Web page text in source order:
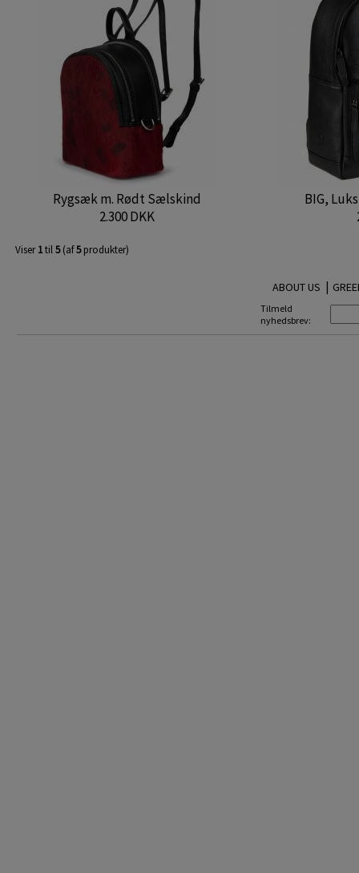
Rygsæk m. Rødt Sælskind
2.300 DKK
BIG,
Viser1til5(af5produkter)
ABOUT US |
Tilmeld
nyhedsbrev: